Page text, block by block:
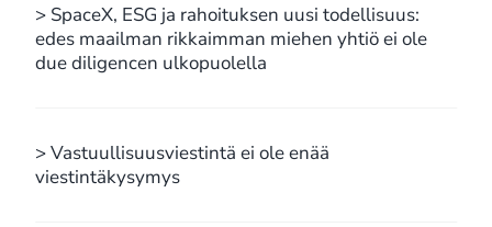
> SpaceX, ESG ja rahoituksen uusi todellisuus:
edes maailman rikkaimman miehen yhtiö ei ole
due diligencen ulkopuolella
> Vastuullisuusviestintä ei ole enää
viestintäkysymys